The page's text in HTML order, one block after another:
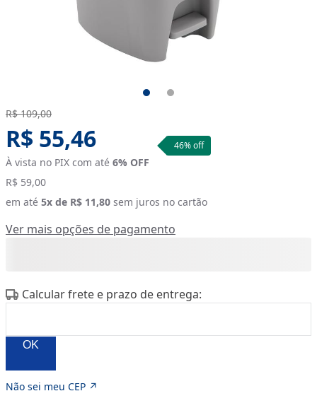
Original price:
R$ 109,00
Sale Price:
R$ 55,46
À vista no PIX com até 6% OFF
46% off
R$ 59,00
em até 5x de R$ 11,80 sem juros no cartão
Ver mais opções de pagamento
Calcular frete e prazo de entrega:
OK
Não sei meu CEP ↗